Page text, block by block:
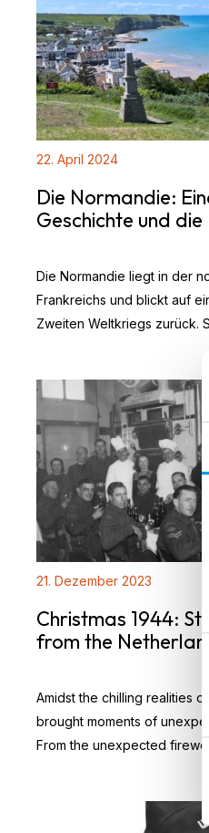
22. April 2024
Die Normandie:
Geschichte und die
Die Normandie liegt in der
Frankreichs und blickt auf
Zweiten Weltkriegs zurück.
Landung der Alliierten am
Schlacht in der Normandie
21. Dezember 2023
Christmas 1944:
from the
Amidst the chilling realities of
brought moments of
From the unexpected
to Canadian soldiers to the
family, and the joyous fes...